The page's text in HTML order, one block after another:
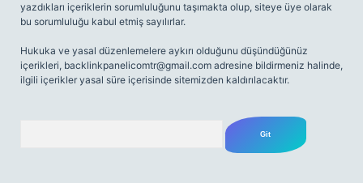
yazdıkları içeriklerin sorumluluğunu taşımakta olup, siteye üye olarak
bu sorumluluğu kabul etmiş sayılırlar.
Hukuka ve yasal düzenlemelere aykırı olduğunu düşündüğünüz
içerikleri, backlinkpanelicomtr@gmail.com adresine bildirmeniz halinde,
ilgili içerikler yasal süre içerisinde sitemizden kaldırılacaktır.